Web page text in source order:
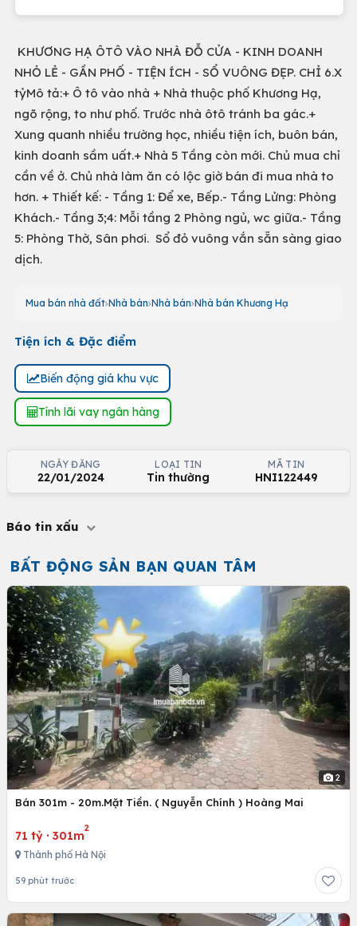
KHƯƠNG HẠ ÔTÔ VÀO NHÀ ĐỖ CỬA - KINH DOANH
NHỎ LẺ - GẦN PHỐ - TIỆN ÍCH - SỔ VUÔNG ĐẸP. CHỈ 6.X
tỷMô tả:+ Ô tô vào nhà + Nhà thuộc phố Khương Hạ,
ngõ rộng, to như phố. Trước nhà ôtô tránh ba gác.+
Xung quanh nhiều trường học, nhiều tiện ích, buôn bán,
kinh doanh sầm uất.+ Nhà 5 Tầng còn mới. Chủ mua chỉ
cần về ở. Chủ nhà làm ăn có lộc giờ bán đi mua nhà to
hơn. + Thiết kế: - Tầng 1: Để xe, Bếp.- Tầng Lửng: Phòng
Khách.- Tầng 3;4: Mỗi tầng 2 Phòng ngủ, wc giữa.- Tầng
5: Phòng Thờ, Sân phơi. Sổ đỏ vuông vắn sẵn sàng giao
dịch.
Mua bán nhà đất Nhà bán Nhà bán Nhà bán Khương Hạ
Tiện ích & Đặc điểm
Biến động giá khu vực
Tính lãi vay ngân hàng
NGÀY ĐĂNG
22/01/2024
LOẠI TIN
Tin thường
MÃ TIN
HNI122449
Báo tin xấu
BẤT ĐỘNG SẢN BẠN QUAN TÂM
2
Bán 301m - 20m.Mặt Tiền. ( Nguyễn Chính ) Hoàng Mai
71 tỷ · 301m
2
Thành phố Hà Nội
59 phút trước